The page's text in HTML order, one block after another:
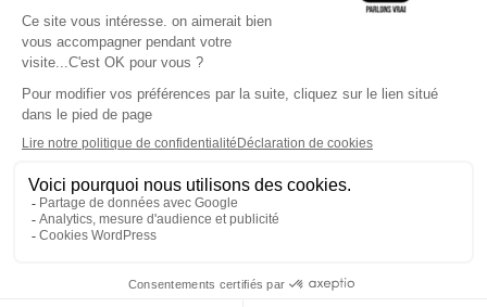
L'application Iphone / Android
Téléchargez l'application
Les cookies
Gestion des cookies
Crédit photos : ©Sud Radio / Pierre Olivier